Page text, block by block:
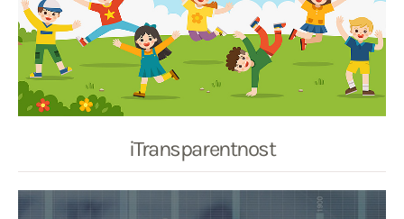
iTransparentnost